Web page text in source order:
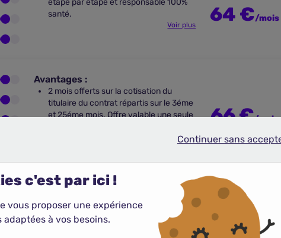
64 €/mois
étape par étape et responsable 100%
santé.
Voir plus
66 €/mois
Avantages :
2 mois offerts sur la cotisation du
titulaire du contrat répartis sur le 3éme
et 25éme mois. Offre valable une seule
nouveau client. Si vous en avez déjà
cette offre ne sera pas appliquée.
Avantages :
Une couverture renforcée sur vos
Continuer sans
c'est par ici !
vous proposer une expérience
à vos besoins.
Continuer sans